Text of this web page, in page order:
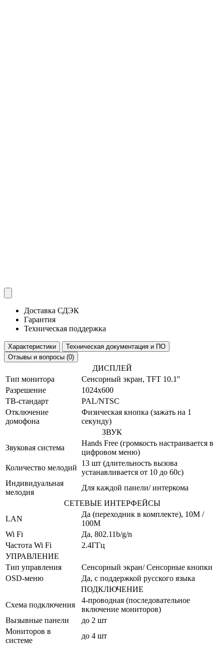
Доставка СДЭК
Гарантия
Техническая поддержка
Характеристики
Техническая документация и ПО
Отзывы и вопросы (0)
ДИСПЛЕЙ
Тип монитора
Сенсорный экран, TFT 10.1''
Разрешение
1024x600
ТВ-стандарт
PAL/NTSC
Отключение
домофона
Физическая кнопка (зажать на 1
секунду)
ЗВУК
Звуковая система
Hands Free (громкость настраивается в
цифровом меню)
Количество мелодий
13 шт (длительность вызова
устанавливается от 10 до 60с)
Индивидуальная
мелодия
Для каждой панели/ интеркома
СЕТЕВЫЕ ИНТЕРФЕЙСЫ
LAN
Да (переходник в комплекте), 10M /
100M
Wi Fi
Да, 802.11b/g/n
Частота Wi Fi
2.4ГГц
УПРАВЛЕНИЕ
Тип управления
Сенсорный экран/ Сенсорные кнопки
OSD-меню
Да, с поддержкой русского языка
ПОДКЛЮЧЕНИЕ
Схема подключения
4-проводная (последовательное
включение мониторов)
Вызывные панели
до 2 шт
Мониторов в
системе
до 4 шт